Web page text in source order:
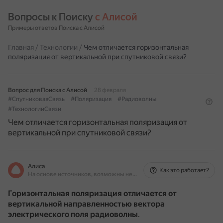
Вопросы к Поиску с Алисой
Примеры ответов Поиска с Алисой
Главная / Технологии / Чем отличается горизонтальная
поляризация от вертикальной при спутниковой связи?
Вопрос для Поиска с Алисой
28 февраля
#СпутниковаяСвязь
#Поляризация
#Радиоволны
#ТехнологииСвязи
Чем отличается горизонтальная поляризация от
вертикальной при спутниковой связи?
Алиса
На основе источников, возможны неточности
Как это работает?
Горизонтальная поляризация отличается от
вертикальной направленностью вектора
электрического поля радиоволны.